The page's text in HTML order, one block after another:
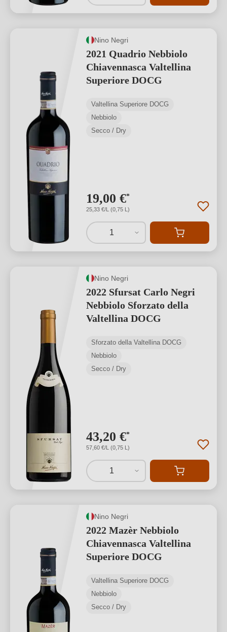
Nino Negri
2021 Quadrio Nebbiolo
Chiavennasca Valtellina
Superiore DOCG
Valtellina Superiore DOCG
Nebbiolo
Secco / Dry
19,00 €*
25,33 €/L (0,75 L)
1
Nino Negri
2022 Sfursat Carlo Negri
Nebbiolo Sforzato della
Valtellina DOCG
Sforzato della Valtellina DOCG
Nebbiolo
Secco / Dry
43,20 €*
57,60 €/L (0,75 L)
1
Nino Negri
2022 Mazèr Nebbiolo
Chiavennasca Valtellina
Superiore DOCG
Valtellina Superiore DOCG
Nebbiolo
Secco / Dry